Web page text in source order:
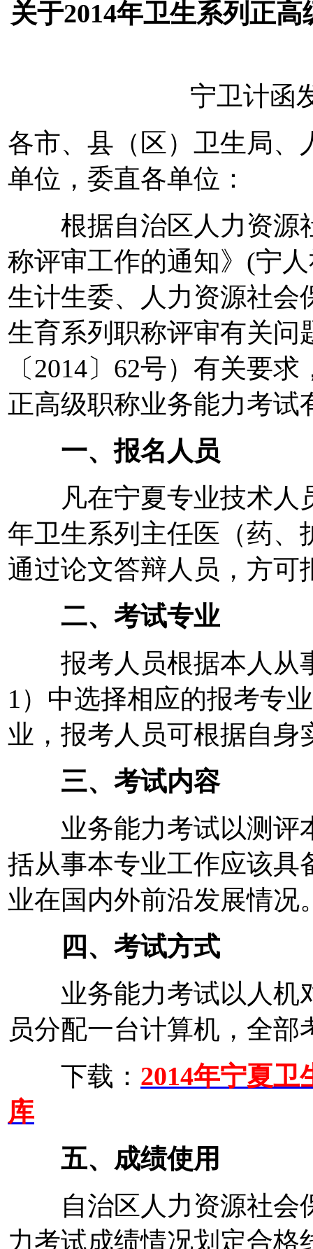
关于2014年卫生系列正
宁卫计函
各市、县（区）卫生局、
单位，委直各单位：
根据自治区人力资源
称评审工作的通知》(宁
生计生委、人力资源社会
生育系列职称评审有关问
〔2014〕62号）有关要
正高级职称业务能力考试
一、报名人员
凡在宁夏专业技术人
年卫生系列主任医（药、
通过论文答辩人员，方可
二、考试专业
报考人员根据本人从
1）中选择相应的报考专
业，报考人员可根据自身
三、考试内容
业务能力考试以测评
括从事本专业工作应该具
业在国内外前沿发展情况
四、考试方式
业务能力考试以人机
员分配一台计算机，全
下载： 2014年宁夏
库
五、成绩使用
自治区人力资源社会
力考试成绩情况划定合